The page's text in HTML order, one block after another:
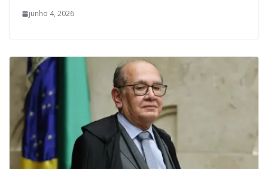
junho 4, 2026